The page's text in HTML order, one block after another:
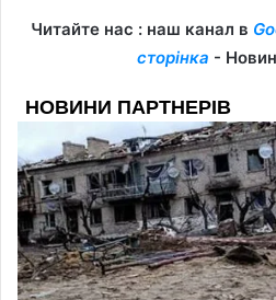
Читайте нас : наш канал в
сторінка -